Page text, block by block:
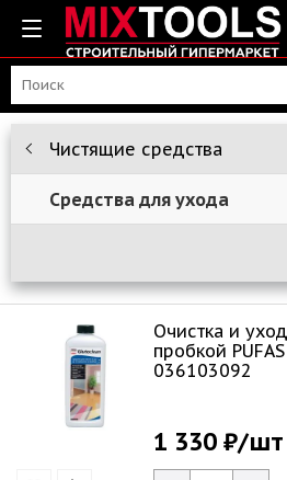
Чистящие средства
Средства для ухода
Очистка и
пробкой
036103092
1 330 ₽/шт